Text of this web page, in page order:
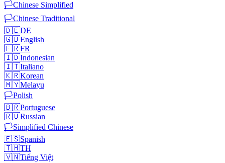
🏳️Chinese Simplified
🏳️Chinese Traditional
🇩🇪DE
🇬🇧English
🇫🇷FR
🇮🇩Indonesian
🇮🇹Italiano
🇰🇷Korean
🇲🇾Melayu
🏳️Polish
🇧🇷Portuguese
🇷🇺Russian
🏳️Simplified Chinese
🇪🇸Spanish
🇹🇭TH
🇻🇳Tiếng Việt